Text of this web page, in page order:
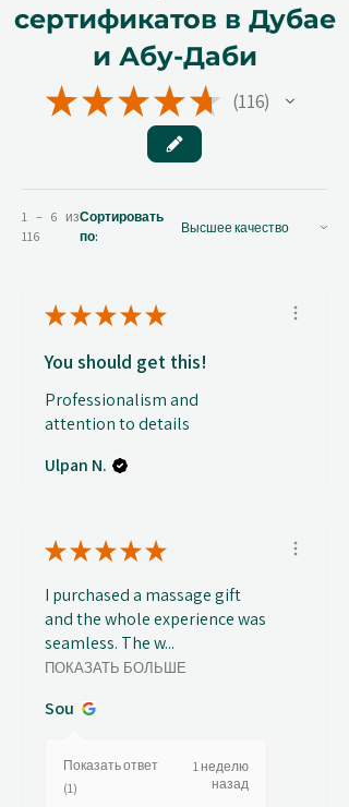
сертификатов в Дубае
и Абу-Даби
★★★★★ 116
116
1 – 6 из
116
Сортировать
по:
★★★★★
You should get this!
Professionalism and
attention to details
Ulpan N.
★★★★★
I purchased a massage gift
and the whole experience was
seamless. The w...
ПОКАЗАТЬ БОЛЬШЕ
Sou
Показать ответ
(1)
1 неделю
назад